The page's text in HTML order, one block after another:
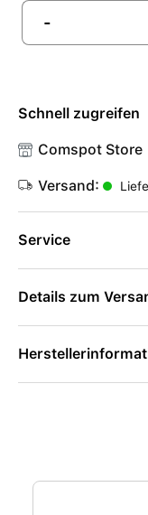
-
Schnell zugreifen
Comspot Store
Versand:
Service
Details zum